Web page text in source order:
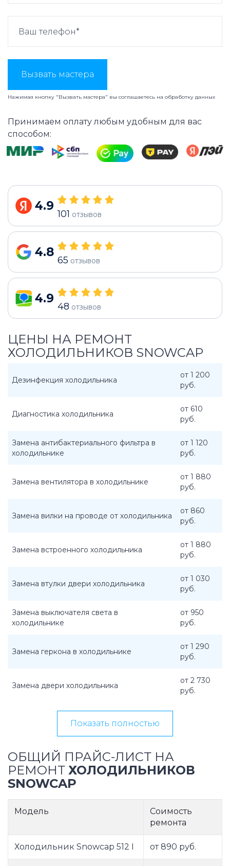
Вызвать мастера
Нажимая кнопку "Вызвать мастера" вы соглашаетесь на обработку данных
Принимаем оплату любым удобным для вас
способом:
4.9
101 отзывов
4.8
65 отзывов
4.9
48 отзывов
ЦЕНЫ НА РЕМОНТ
ХОЛОДИЛЬНИКОВ SNOWCAP
Дезинфекция холодильника
от 1 200
руб.
Диагностика холодильника
от 610
руб.
Замена антибактериального фильтра в
холодильнике
от 1 120
руб.
Замена вентилятора в холодильнике
от 1 880
руб.
Замена вилки на проводе от холодильника
от 860
руб.
Замена встроенного холодильника
от 1 880
руб.
Замена втулки двери холодильника
от 1 030
руб.
Замена выключателя света в
холодильнике
от 950
руб.
Замена геркона в холодильнике
от 1 290
руб.
Замена двери холодильника
от 2 730
руб.
Показать полностью
ОБЩИЙ ПРАЙС-ЛИСТ НА
РЕМОНТ ХОЛОДИЛЬНИКОВ
SNOWCAP
Модель
Соимость
ремонта
Холодильник Snowcap 512 I от 890 руб.